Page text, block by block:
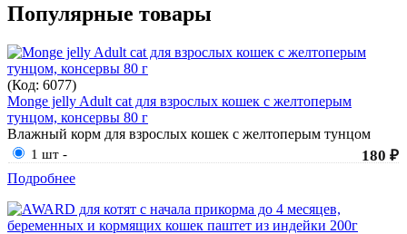
Популярные товары
(Код: 6077)
Monge jelly Adult cat для взрослых кошек с желтоперым
тунцом, консервы 80 г
Влажный корм для взрослых кошек с желтоперым тунцом
1 шт - 180 ₽
Подробнее